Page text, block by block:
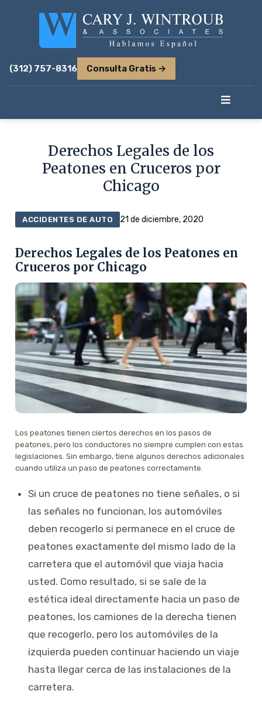
(312) 757-8316 Consulta Gratis →
Derechos Legales de los
Peatones en Cruceros por
Chicago
ACCIDENTES DE AUTO 21 de diciembre, 2020
Derechos Legales de los Peatones en
Cruceros por Chicago
Los peatones tienen ciertos derechos en los pasos de
peatones, pero los conductores no siempre cumplen con estas
legislaciones. Sin embargo, tiene algunos derechos adicionales
cuando utiliza un paso de peatones correctamente.
Si un cruce de peatones no tiene señales, o si
las señales no funcionan, los automóviles
deben recogerlo si permanece en el cruce de
peatones exactamente del mismo lado de la
carretera que el automóvil que viaja hacia
usted. Como resultado, si se sale de la
estética ideal directamente hacia un paso de
peatones, los camiones de la derecha tienen
que recogerlo, pero los automóviles de la
izquierda pueden continuar haciendo un viaje
hasta llegar cerca de las instalaciones de la
carretera.